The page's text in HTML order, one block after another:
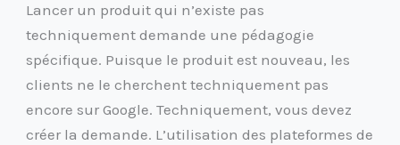
Lancer un produit qui n’existe pas
techniquement demande une pédagogie
spécifique. Puisque le produit est nouveau, les
clients ne le cherchent techniquement pas
encore sur Google. Techniquement, vous devez
créer la demande. L’utilisation des plateformes de